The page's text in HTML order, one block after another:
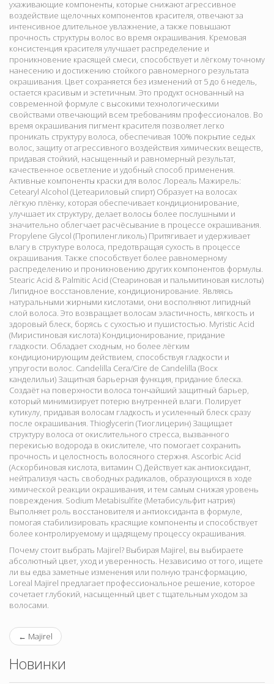
ухаживающие компоненты, которые снижают агрессивное
воздействие щелочных компонентов красителя, отвечают за
интенсивное длительное увлажнение, а также повышают
прочность структуры волос во время окрашивания. Кремовая
консистенция красителя улучшает распределение и
проникновение красящей смеси, способствует и лёгкому точному
нанесению и достижению стойкого равномерного результата
окрашивания. Цвет сохраняется без изменений от 5 до 6 недель,
остается красивым и эстетичным. Это продукт основанный на
современной формуле с высокими технологическими
свойствами отвечающий всем требованиям профессионалов. Во
время окрашивания пигмент красителя позволяет легко
проникать структуру волоса, обеспечивая 100% покрытие седых
волос, защиту от агрессивного воздействия химических веществ,
придавая стойкий, насыщенный и равномерный результат,
качественное осветление и удобный способ применения.
Активные компоненты краски для волос Лореаль Мажирель:
Cetearyl Alcohol (Цетеариловый спирт) Образует на волосах
лёгкую плёнку, которая обеспечивает кондиционирование,
улучшает их структуру, делает волосы более послушными и
значительно облегчает расчёсывание в процессе окрашивания.
Propylene Glycol (Пропиленгликоль) Притягивает и удерживает
влагу в структуре волоса, предотвращая сухость в процессе
окрашивания. Также способствует более равномерному
распределению и проникновению других компонентов формулы.
Stearic Acid & Palmitic Acid (Стеариновая и пальмитиновая кислоты)
Липидное восстановление, кондиционирование. Являясь
натуральными жирными кислотами, они восполняют липидный
слой волоса. Это возвращает волосам эластичность, мягкость и
здоровый блеск, борясь с сухостью и пушистостью. Myristic Acid
(Миристиновая кислота) Кондиционирование, придание
гладкости. Обладает сходным, но более лёгким
кондиционирующим действием, способствуя гладкости и
упругости волос. Candelilla Cera/Cire de Candelilla (Воск
канделильи) Защитная барьерная функция, придание блеска.
Создаёт на поверхности волоса тончайший защитный барьер,
который минимизирует потерю внутренней влаги. Полирует
кутикулу, придавая волосам гладкость и усиленный блеск сразу
после окрашивания. Thioglycerin (Тиоглицерин) Защищает
структуру волоса от окислительного стресса, вызванного
перекисью водорода в окислителе, что помогает сохранить
прочность и целостность волосяного стержня. Ascorbic Acid
(Аскорбиновая кислота, витамин C) Действует как антиоксидант,
нейтрализуя часть свободных радикалов, образующихся в ходе
химической реакции окрашивания, и тем самым снижая уровень
повреждения. Sodium Metabisulfite (Метабисульфит натрия)
Выполняет роль восстановителя и антиоксиданта в формуле,
помогая стабилизировать красящие компоненты и способствует
более контролируемому и щадящему процессу окрашивания.
Почему стоит выбрать Majirel? Выбирая Majirel, вы выбираете
абсолютный цвет, уход и уверенность. Независимо от того, ищете
ли вы едва заметные изменения или полную трансформацию,
Loreal Majirel предлагает профессиональное решение, которое
сочетает глубокий, насыщенный цвет с тщательным уходом за
волосами.
← Majirel
Новинки